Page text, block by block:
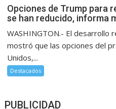
Opciones de Trump para
se han reducido, informa
WASHINGTON.- El desarrollo
mostró que las opciones del
Unidos,...
Destacados
PUBLICIDAD